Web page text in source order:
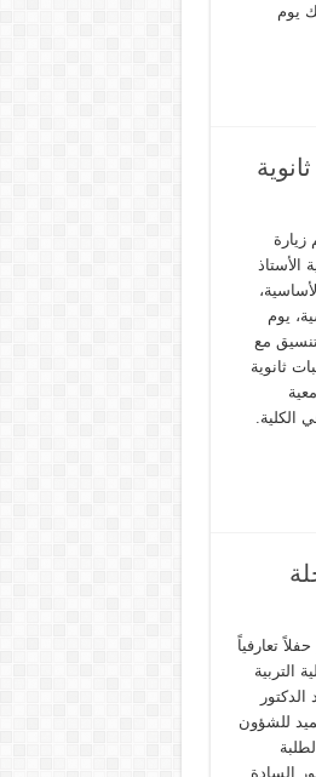
يوم
زيارة
الأستاذ
يوم
كانون الأول 2025، وبالتنسيق مع
ثانوية
الكلية.
تعارفياً
التربية
للشؤون
السادة